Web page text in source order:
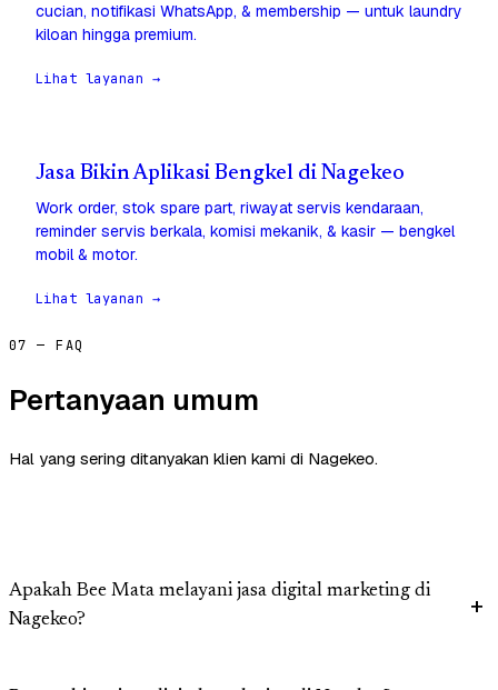
cucian, notifikasi WhatsApp, & membership — untuk laundry
kiloan hingga premium.
Lihat layanan →
Jasa Bikin Aplikasi Bengkel di Nagekeo
Work order, stok spare part, riwayat servis kendaraan,
reminder servis berkala, komisi mekanik, & kasir — bengkel
mobil & motor.
Lihat layanan →
07 — FAQ
Pertanyaan umum
Hal yang sering ditanyakan klien kami di Nagekeo.
Apakah Bee Mata melayani jasa digital marketing di
Nagekeo?